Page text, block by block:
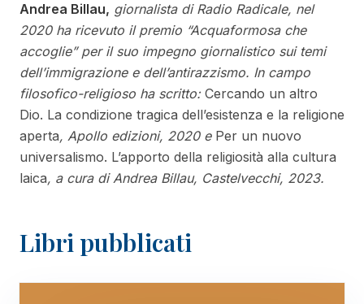
Andrea Billau, giornalista di Radio Radicale, nel
2020 ha ricevuto il premio “Acquaformosa che
accoglie” per il suo impegno giornalistico sui temi
dell’immigrazione e dell’antirazzismo. In campo
filosofico-religioso ha scritto: Cercando un altro
Dio. La condizione tragica dell’esistenza e la religione
aperta, Apollo edizioni, 2020 e Per un nuovo
universalismo. L’apporto della religiosità alla cultura
laica, a cura di Andrea Billau, Castelvecchi, 2023.
Libri pubblicati